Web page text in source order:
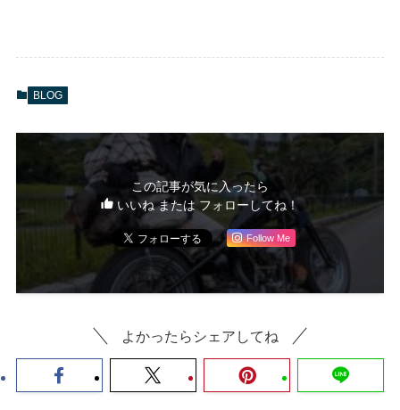
BLOG
この記事が気に入ったら
いいね または フォローしてね！
Follow Me
よかったらシェアしてね